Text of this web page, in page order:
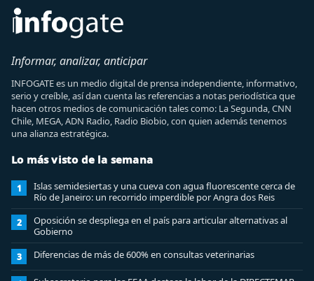
Informar, analizar, anticipar
INFOGATE es un medio digital de prensa independiente, informativo,
serio y creíble, así dan cuenta las referencias a notas periodística que
hacen otros medios de comunicación tales como: La Segunda, CNN
Chile, MEGA, ADN Radio, Radio Biobio, con quien además tenemos
una alianza estratégica.
Lo más visto de la semana
1
Islas semidesiertas y una cueva con agua fluorescente cerca de
Río de Janeiro: un recorrido imperdible por Angra dos Reis
2
Oposición se despliega en el país para articular alternativas al
Gobierno
3 Diferencias de más de 600% en consultas veterinarias